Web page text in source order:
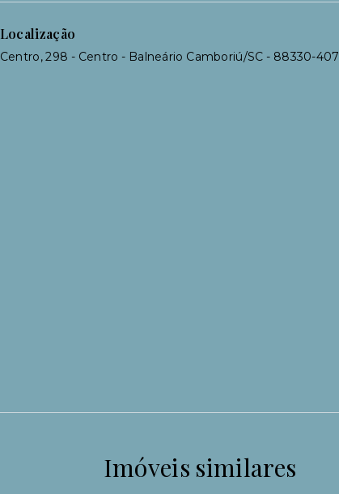
Localização
Centro, 298 - Centro - Balneário Camboriú/SC - 88330-407
Imóveis similares